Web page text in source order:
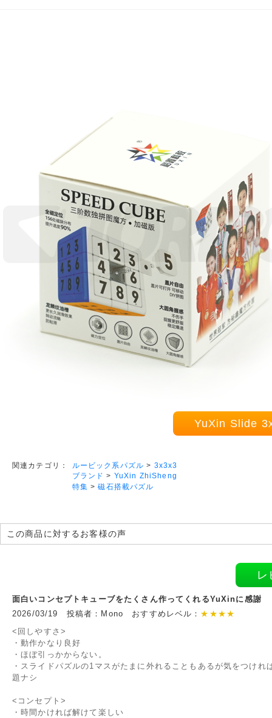
YuXin Slide
関連カテゴリ： ルービック系パズル > 3x3x3
ブランド > YuXin ZhiSheng
特集 >磁石搭載パズル
この商品に対するお客様の声
レ
面白いコンセプトキューブをたくさん作ってくれるYuXinに感謝
2026/03/19 投稿者：Mono おすすめレベル： ★★★★
<回しやすさ>
・動作かなり良好
・ほぼ引っかからない。
・スライドパズルの1マスがたまに外れることもあるが気をつけれ
題ナシ
<コンセプト>
・時間かければ解けて楽しい